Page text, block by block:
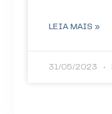
LEIA MAIS »
31/05/2023